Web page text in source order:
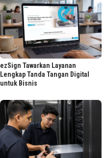
ezSign Tawarkan Layanan
Lengkap Tanda Tangan Digital
untuk Bisnis